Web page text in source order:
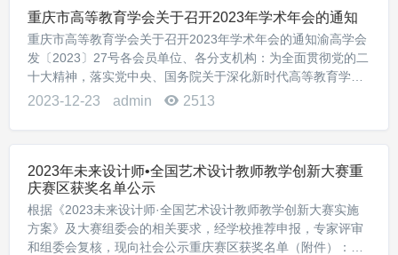
重庆市高等教育学会关于召开2023年学术年会的通知
重庆市高等教育学会关于召开2023年学术年会的通知渝高学会
发〔2023〕27号各会员单位、各分支机构：为全面贯彻党的二
十大精神，落实党中央、国务院关于深化新时代高等教育学科
专业体系改革的决策部署，加快调整优化学科专业结构，推动
2023-12-23 admin 2513
2023年未来设计师•全国艺术设计教师教学创新大赛重
庆赛区获奖名单公示
根据《2023未来设计师·全国艺术设计教师教学创新大赛实施
方案》及大赛组委会的相关要求，经学校推荐申报，专家评审
和组委会复核，现向社会公示重庆赛区获奖名单（附件）：